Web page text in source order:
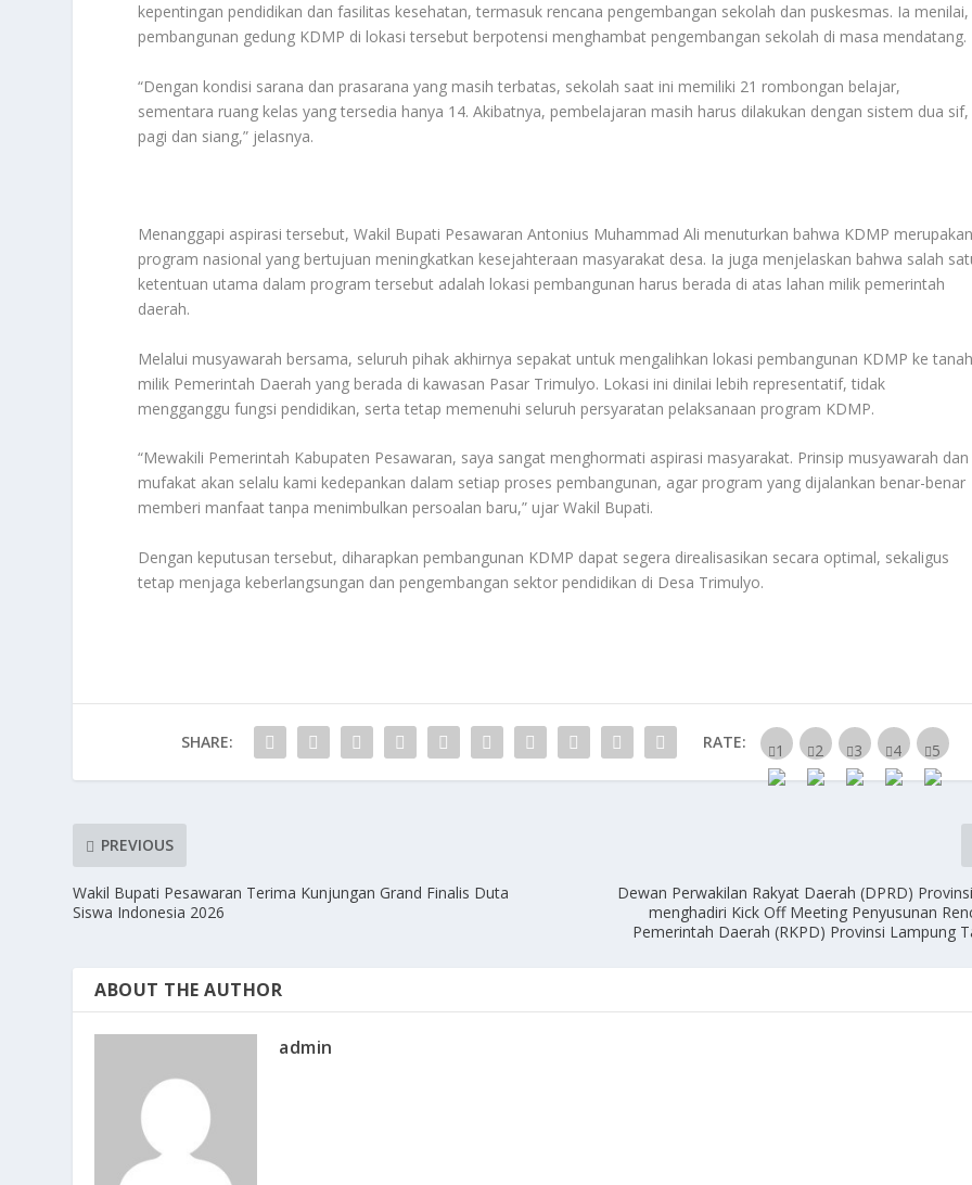
kepentingan pendidikan dan fasilitas kesehatan, termasuk rencana pengembangan sekolah dan puskesmas. Ia menilai,
pembangunan gedung KDMP di lokasi tersebut berpotensi menghambat pengembangan sekolah di masa mendatang.
“Dengan kondisi sarana dan prasarana yang masih terbatas, sekolah saat ini memiliki 21 rombongan belajar,
sementara ruang kelas yang tersedia hanya 14. Akibatnya, pembelajaran masih harus dilakukan dengan sistem dua sif,
pagi dan siang,” jelasnya.
Menanggapi aspirasi tersebut, Wakil Bupati Pesawaran Antonius Muhammad Ali menuturkan bahwa KDMP
program nasional yang bertujuan meningkatkan kesejahteraan masyarakat desa. Ia juga menjelaskan bahwa salah
ketentuan utama dalam program tersebut adalah lokasi pembangunan harus berada di atas lahan milik pemerintah
daerah.
Melalui musyawarah bersama, seluruh pihak akhirnya sepakat untuk mengalihkan lokasi pembangunan KDMP ke
milik Pemerintah Daerah yang berada di kawasan Pasar Trimulyo. Lokasi ini dinilai lebih representatif, tidak
mengganggu fungsi pendidikan, serta tetap memenuhi seluruh persyaratan pelaksanaan program KDMP.
“Mewakili Pemerintah Kabupaten Pesawaran, saya sangat menghormati aspirasi masyarakat. Prinsip musyawarah dan
mufakat akan selalu kami kedepankan dalam setiap proses pembangunan, agar program yang dijalankan benar-benar
memberi manfaat tanpa menimbulkan persoalan baru,” ujar Wakil Bupati.
Dengan keputusan tersebut, diharapkan pembangunan KDMP dapat segera direalisasikan secara optimal, sekaligus
tetap menjaga keberlangsungan dan pengembangan sektor pendidikan di Desa Trimulyo.
SHARE: RATE:
PREVIOUS
Wakil Bupati Pesawaran Terima Kunjungan Grand Finalis Duta
Siswa Indonesia 2026
Dewan Perwakilan Rakyat Daerah (DPRD)
menghadiri Kick Off Meeting Penyusunan
Pemerintah Daerah (RKPD) Provinsi Lampung
ABOUT THE AUTHOR
admin